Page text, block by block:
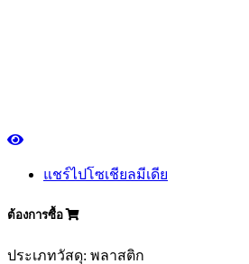
แชร์ไปโซเชียลมีเดีย
ต้องการซื้อ
ประเภทวัสดุ: พลาสติก